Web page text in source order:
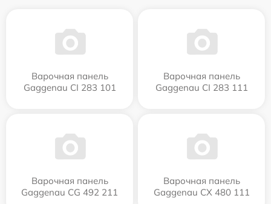
Варочная панель
Gaggenau CI 283 101
Варочная панель
Gaggenau CI 283 111
Варочная панель
Gaggenau CG 492 211
Варочная панель
Gaggenau CX 480 111